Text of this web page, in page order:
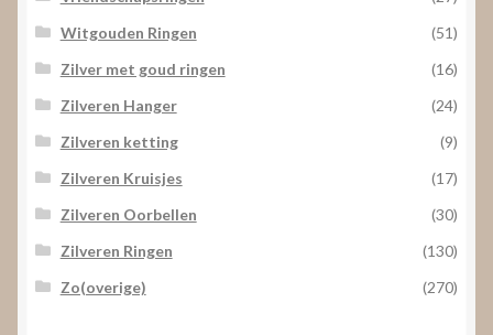
Witgouden Ringen
(51)
Zilver met goud ringen
(16)
Zilveren Hanger
(24)
Zilveren ketting
(9)
Zilveren Kruisjes
(17)
Zilveren Oorbellen
(30)
Zilveren Ringen
(130)
Zo(overige)
(270)